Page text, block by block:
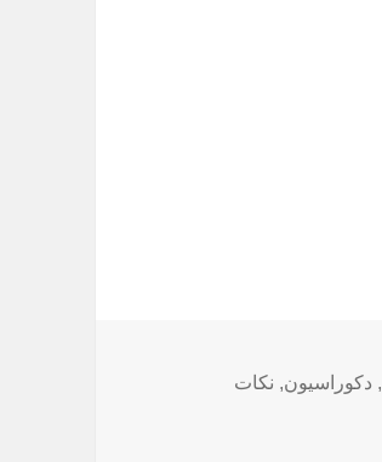
, دکوراسیون, نکات